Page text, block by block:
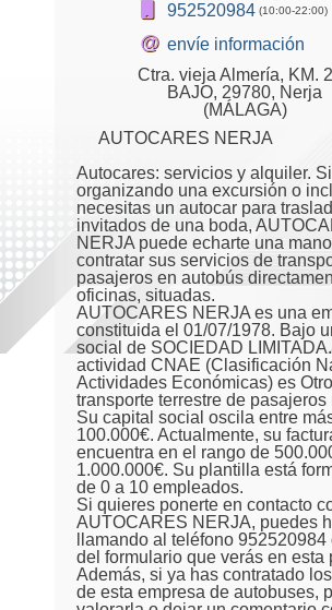
952520984 (10:00-22:00)
@ envíe información
Ctra. vieja Almería, KM.
BAJO, 29780, Nerja
(MÁLAGA)
AUTOCARES NERJA
Autocares: servicios y alquiler.
organizando una excursión o
necesitas un autocar para
invitados de una boda,
NERJA puede echarte una
contratar sus servicios de
pasajeros en autobús
oficinas, situadas.
AUTOCARES NERJA es una
constituida el 01/07/1978. Bajo
social de SOCIEDAD
actividad CNAE (Clasificación
Actividades Económicas) es
transporte terrestre de pasajeros
Su capital social oscila entre
100.000€. Actualmente, su
encuentra en el rango de
1.000.000€. Su plantilla está
de 0 a 10 empleados.
Si quieres ponerte en contacto
AUTOCARES NERJA, puedes
llamando al teléfono 952520984
del formulario que verás en esta
Además, si ya has contratado
de esta empresa de autobuses,